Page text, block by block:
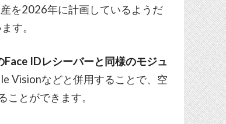
を2026年に計画しているようだ
す。
Face IDレシーバーと同様のモジュ
Visionなどと併用することで、空
とができます。